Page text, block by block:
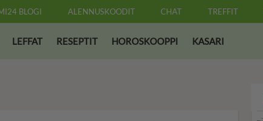
BLOGI ALENNUSKOODIT CHAT TREFFIT
LEFFAT RESEPTIT HOROSKOOPPI KASARI